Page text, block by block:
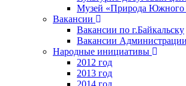
Музей «Природа Южного
Вакансии
Вакансии по г.Байкальску
Вакансии Администрации
Народные инициативы
2012 год
2013 год
2014 год